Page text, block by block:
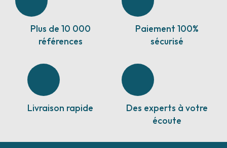
Plus de 10 000
références
Paiement 100%
sécurisé
Livraison rapide
Des experts à votre
écoute